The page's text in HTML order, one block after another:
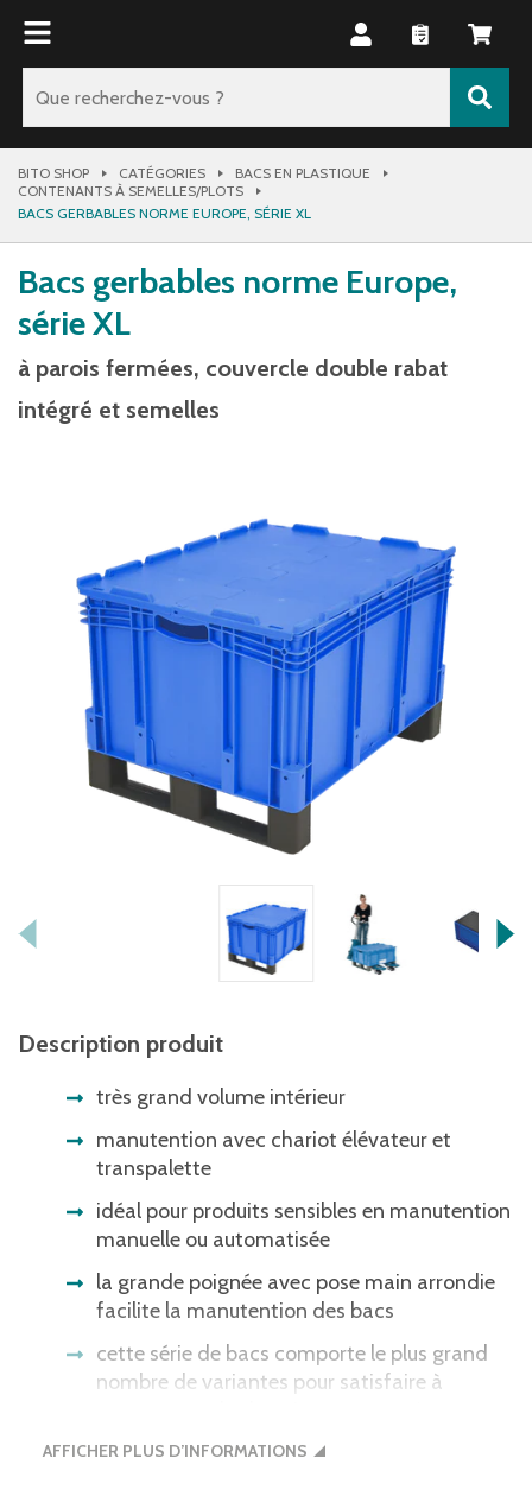
BITO SHOP CATÉGORIES
BACS EN PLASTIQUE
CONTENANTS À SEMELLES/PLOTS
BACS GERBABLES NORME EUROPE, SÉRIE XL
Bacs gerbables norme Europe,
série XL
à parois fermées, couvercle double rabat
intégré et semelles
Description produit
très grand volume intérieur
manutention avec chariot élévateur et
transpalette
idéal pour produits sensibles en manutention
manuelle ou automatisée
la grande poignée avec pose main arrondie
facilite la manutention des bacs
cette série de bacs comporte le plus grand
nombre de variantes pour satisfaire à
production ou lors du transport
AFFICHER PLUS D’INFORMATIONS